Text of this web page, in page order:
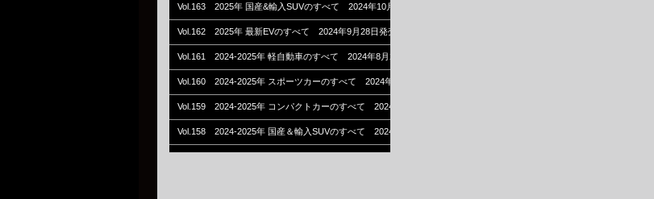
Vol.163 2025年 国産&輸入SUVのすべて 2024年10月30日発売
Vol.162 2025年 最新EVのすべて 2024年9月28日発売
Vol.161 2024-2025年 軽自動車のすべて 2024年8月27日発売
Vol.160 2024-2025年 スポーツカーのすべて 2024年7月17日発売
Vol.159 2024-2025年 コンパクトカーのすべて 2024年6月5日発売
Vol.158 2024-2025年 国産＆輸入SUVのすべて 2024年4月16日発売